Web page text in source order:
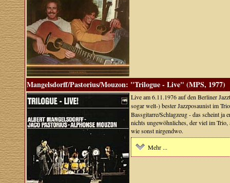
Mangelsdorff/Pastorius/Mouzon: "Trilogue - Live" (MPS, 1977)
Live am 6.11.1976 auf den Berliner
sogar welt-) bester Jazzposaunist im
Bassgitarre/Schlagzeug - das scheint
nichts ungewöhnliches, der viel im
wie sonst nirgendwo.
Mehr ...